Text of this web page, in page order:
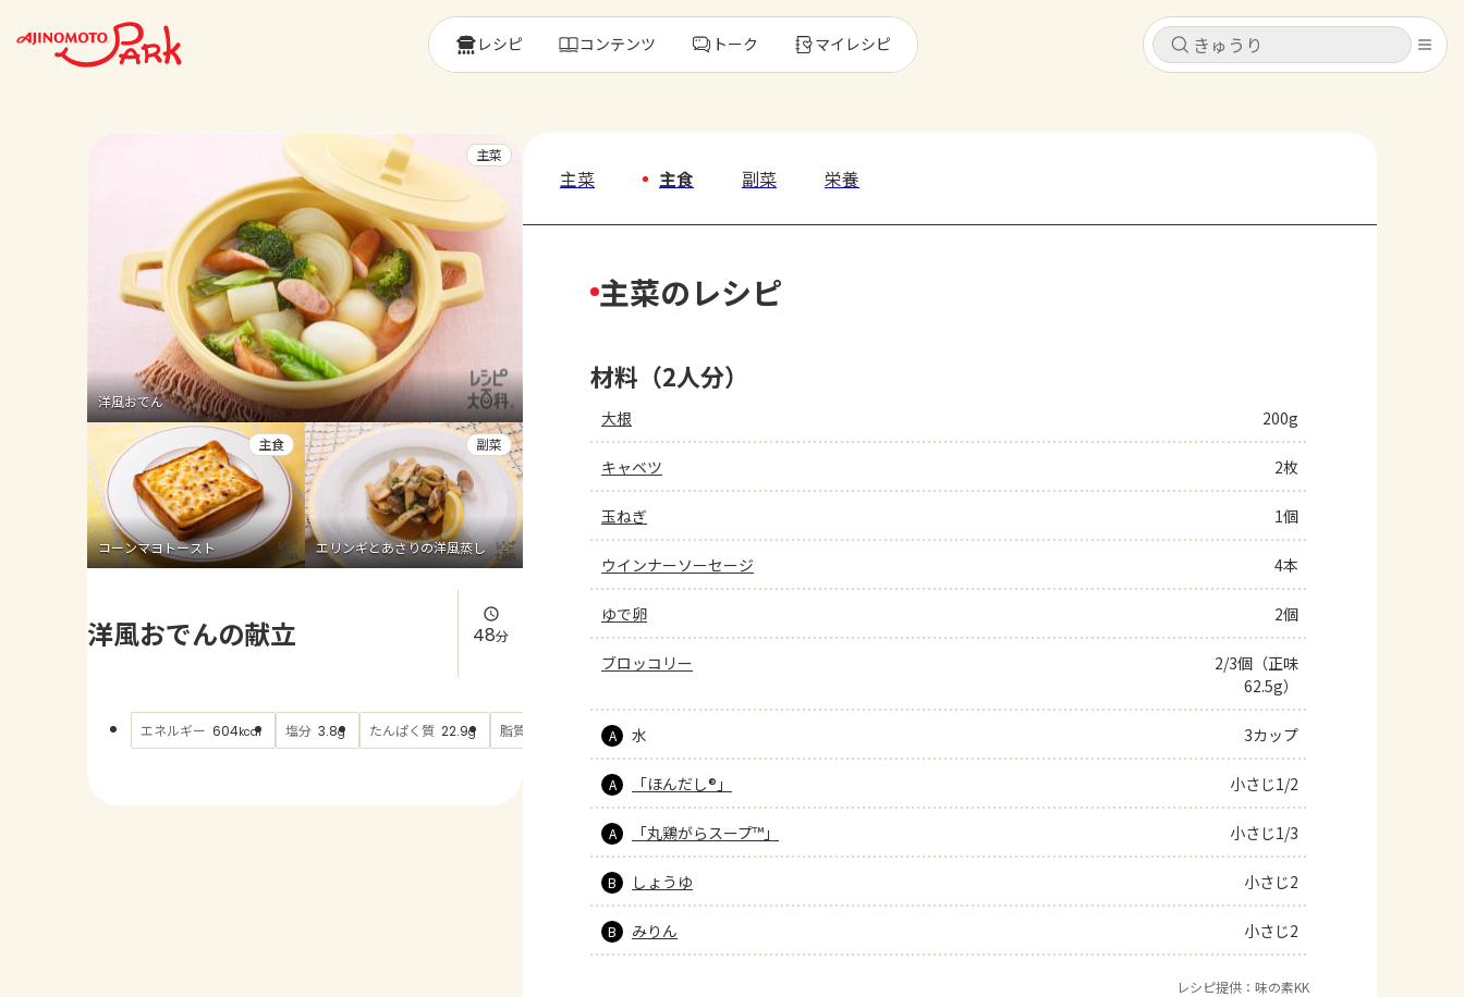
キャンセル
よくあるお問い合わせ
お買い物
キャンセル
レシピ コンテンツ トーク マイレシピ
洋風おでん
主菜
コーンマヨトースト
主食
エリンギとあさりの洋風蒸し
副菜
洋風おでんの献立 48分
エネルギー 604kcal 塩分 3.8g たんぱく質 22.9g 脂質 もっと見る
主菜 主食 副菜 栄養
主菜のレシピ
材料（2人分）
大根 200g
キャベツ 2枚
玉ねぎ 1個
ウインナーソーセージ 4本
ゆで卵 2個
ブロッコリー
2/3個（正味
62.5g）
A 水 3カップ
A 「ほんだし®」 小さじ1/2
A 「丸鶏がらスープ™」 小さじ1/3
B しょうゆ 小さじ2
B みりん 小さじ2
レシピ提供：味の素KK